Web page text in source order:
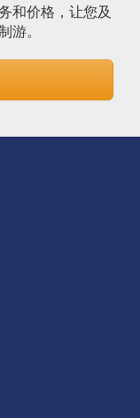
和价格，让您及
游。